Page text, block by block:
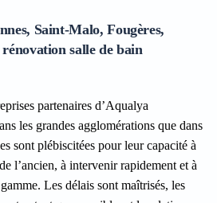
Saint-Malo, Fougères,
salle de bain
partenaires d’Aqualya
les grandes agglomérations que dans
sont plébiscitées pour leur capacité à
l’ancien, à intervenir rapidement et à
Les délais sont maîtrisés, les